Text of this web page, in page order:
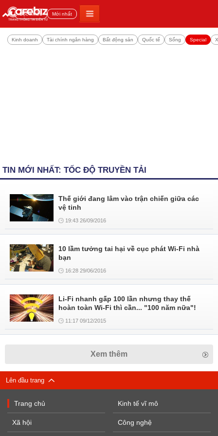
Đọc nhiều Mới nhất
Kinh doanh Tài chính ngân hàng Bất động sản Quốc tế Sống Special
TIN MỚI NHẤT: TỐC ĐỘ TRUYỀN TẢI
Thế giới đang lâm vào trận chiến giữa các
vệ tinh
19:43 26/09/2016
10 lầm tưởng tai hại về cục phát Wi-Fi nhà
bạn
16:28 29/06/2016
Li-Fi nhanh gấp 100 lần nhưng thay thế
hoàn toàn Wi-Fi thì cần... "100 năm nữa"!
11:17 09/12/2015
Xem thêm
Lên đầu trang
Trang chủ
Xã hội
Kinh tế vĩ mô
Công nghệ